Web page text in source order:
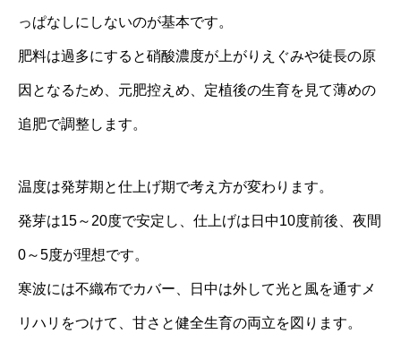
っぱなしにしないのが基本です。
肥料は過多にすると硝酸濃度が上がりえぐみや徒長の原
因となるため、元肥控えめ、定植後の生育を見て薄めの
追肥で調整します。
温度は発芽期と仕上げ期で考え方が変わります。
発芽は15～20度で安定し、仕上げは日中10度前後、夜間
0～5度が理想です。
寒波には不織布でカバー、日中は外して光と風を通すメ
リハリをつけて、甘さと健全生育の両立を図ります。